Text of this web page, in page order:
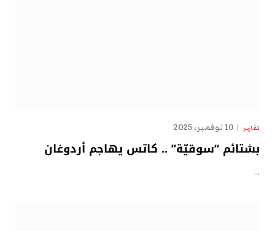
تقارير 10 نوفمبر، 2025
بشتائم “سوقيّة” .. كاتس يهاجم أردوغان
…